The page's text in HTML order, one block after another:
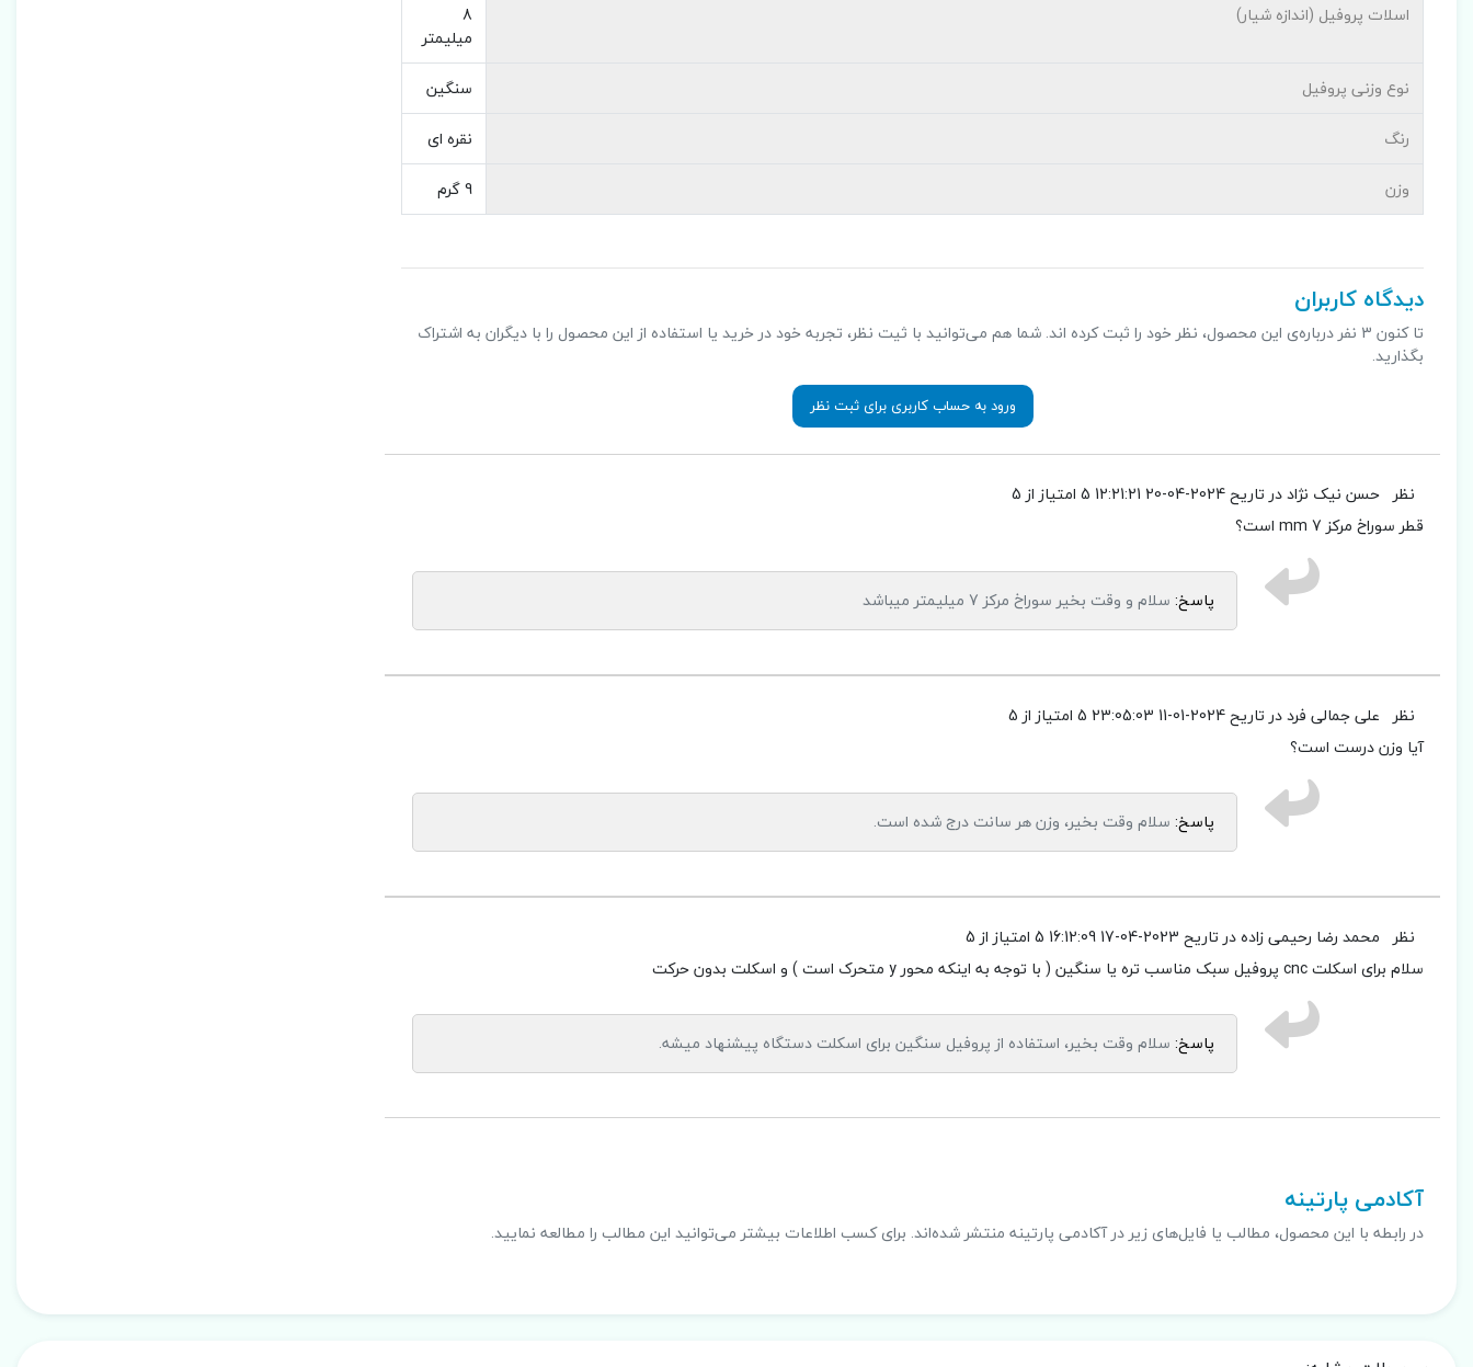
اسلات پروفیل (اندازه شیار)
8
میلیمتر
نوع وزنی پروفیل
سنگین
رنگ
نقره ای
وزن
9 گرم
دیدگاه کاربران
تا کنون 3 نفر درباره‌ی این محصول، نظر خود را ثبت کرده اند. شما هم می‌توانید با ثیت نظر، تجربه خود در خرید یا استفاده از این محصول را با دیگران به اشتراک
بگذارید.
ورود به حساب کاربری برای ثبت نظر
نظر حسن نیک نژاددر تاریح 2024-04-20 12:21:21
5 امتیاز از 5
قطر سوراخ مرکز 7 mm است؟
پاسخ: سلام و وقت بخیر سوراخ مرکز 7 میلیمتر میباشد
نظر علی جمالی فرددر تاریح 2024-01-11 23:05:03
5 امتیاز از 5
آیا وزن درست است؟
پاسخ: سلام وقت بخیر، وزن هر سانت درج شده است.
نظر محمد رضا رحیمی زادهدر تاریح 2023-04-17 16:12:09
5 امتیاز از 5
سلام برای اسکلت cnc پروفیل سبک مناسب تره یا سنگین ( با توجه به اینکه محور y متحرک است ) و اسکلت بدون حرکت
پاسخ: سلام وقت بخیر، استفاده از پروفیل سنگین برای اسکلت دستگاه پیشنهاد میشه.
.
آکادمی پارتینه
در رابطه با این محصول، مطالب یا فایل‌های زیر در آکادمی پارتینه منتشر شده‌اند. برای کسب اطلاعات بیشتر می‌توانید این مطالب را مطالعه نمایید.